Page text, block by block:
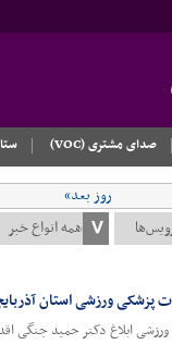
صدای مشتری (VOC)
روز بعد»
پزشکی ورزشی استان
ابلاغ دکتر حمید جنگی